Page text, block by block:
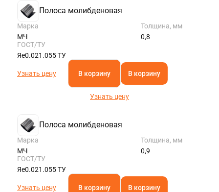
Полоса молибденовая
Марка
МЧ
Толщина, мм
0,8
ГОСТ/ТУ
Яе0.021.055 ТУ
Узнать цену В корзину В корзину
Узнать цену
Полоса молибденовая
Марка
МЧ
Толщина, мм
0,9
ГОСТ/ТУ
Яе0.021.055 ТУ
Узнать цену В корзину В корзину